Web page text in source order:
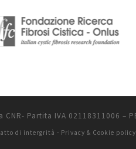
Partita IVA 02118311006 –
di intergrità - Privacy & Cookie policy